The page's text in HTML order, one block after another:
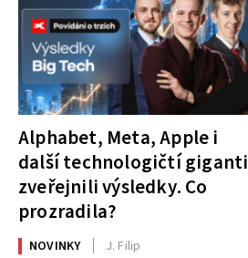
Alphabet, Meta, Apple i
další technologičtí giganti
zveřejnili výsledky. Co
prozradila?
NOVINKY J. Filip